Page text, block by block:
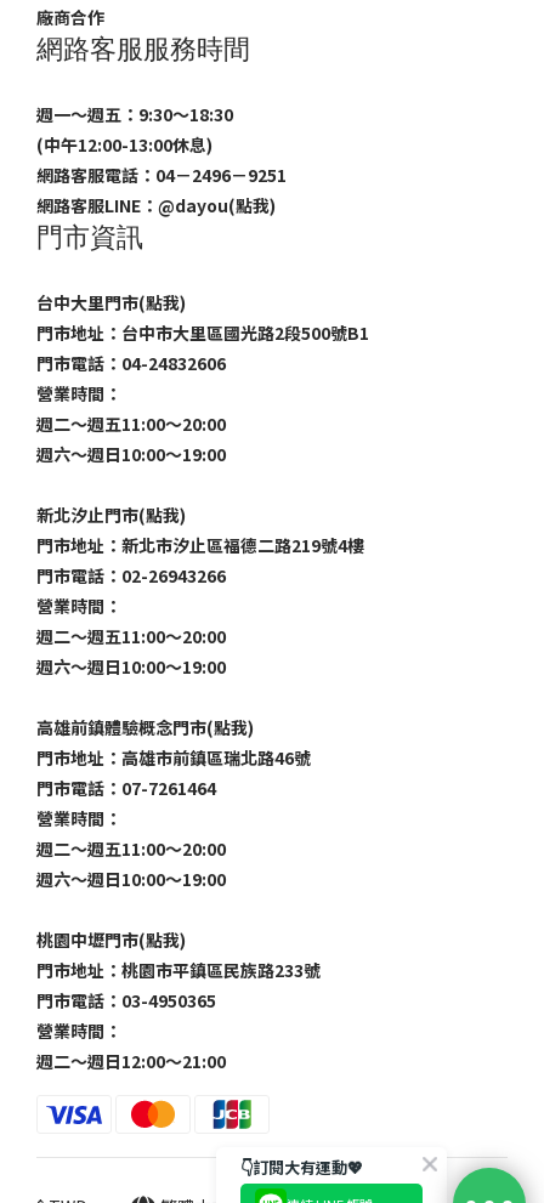
廠商合作
網路客服服務時間
週一～週五：9:30～18:30
(中午12:00-13:00休息)
網路客服電話：04－2496－9251
網路客服LINE： @dayou(點我)
門市資訊
台中大里門市(點我)
門市地址：台中市大里區國光路2段500號B1
門市電話：04-24832606
營業時間：
週二～週五11:00～20:00
週六～週日10:00～19:00
新北汐止門市(點我)
門市地址：新北市汐止區福德二路219號4樓
門市電話：02-26943266
營業時間：
週二～週五11:00～20:00
週六～週日10:00～19:00
高雄前鎮體驗概念門市(點我)
門市地址：高雄市前鎮區瑞北路46號
門市電話：07-7261464
營業時間：
週二～週五11:00～20:00
週六～週日10:00～19:00
桃園中壢門市(點我)
門市地址：桃園市平鎮區民族路233號
門市電話：03-4950365
營業時間：
週二～週日12:00～21:00
👇訂閱大有運動💖